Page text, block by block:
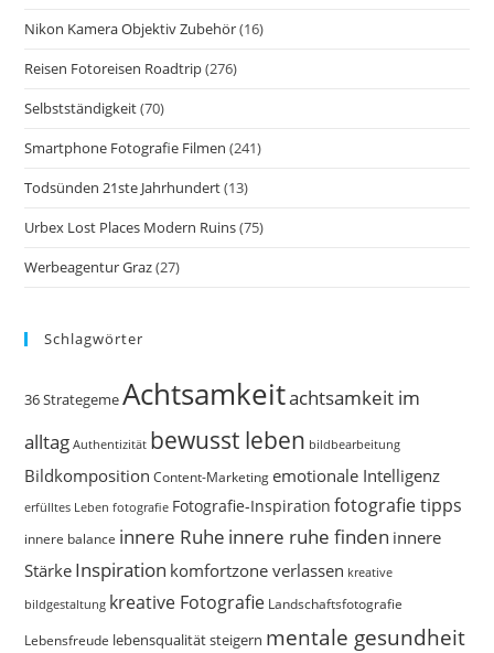
Nikon Kamera Objektiv Zubehör(16)
Reisen Fotoreisen Roadtrip(276)
Selbstständigkeit(70)
Smartphone Fotografie Filmen (241)
Todsünden 21ste Jahrhundert(13)
Urbex Lost Places Modern Ruins(75)
Werbeagentur Graz(27)
Schlagwörter
36 StrategemeAchtsamkeitachtsamkeit im
alltag Authentizität bewusst leben bildbearbeitung
Bildkomposition Content-Marketing emotionale Intelligenz
erfülltes Leben fotografie Fotografie-Inspiration fotografie tipps
innere balance innere Ruhe innere ruhe finden innere
Stärke Inspiration komfortzone verlassen kreative
bildgestaltung kreative Fotografie Landschaftsfotografie
Lebensfreude lebensqualität steigern mentale gesundheit